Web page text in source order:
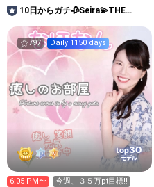
10日からガチ🥀Seira💫THE
797 Daily 1150 days
top30
モデル
6:05 PM〜 今週、３５万pt目標‼️